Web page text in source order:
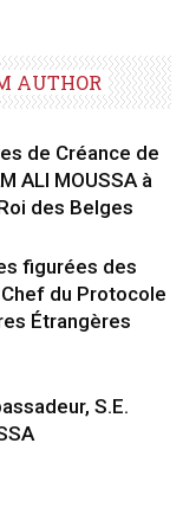
AUTHOR
de Créance de
ALI MOUSSA à
des Belges
figurées des
du Protocole
Étrangères
S.E.